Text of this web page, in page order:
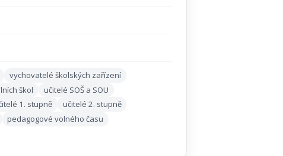
vychovatelé školských zařízení
škol
učitelé SOŠ a SOU
1. stupně
učitelé 2. stupně
pedagogové volného času